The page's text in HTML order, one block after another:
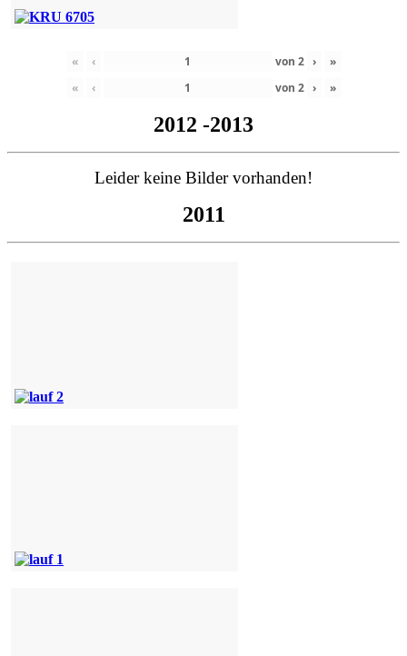
« ‹ von 2 ›
»
«
‹ von 2 › »
2012 -2013
Leider keine Bilder vorhanden!
2011